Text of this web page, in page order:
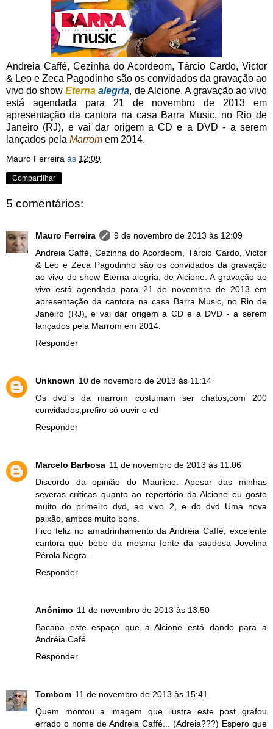
Andreia Caffé, Cezinha do Acordeom, Tárcio Cardo, Victor
& Leo e Zeca Pagodinho são os convidados da gravação ao
vivo do showEterna alegria, de Alcione. A gravação ao vivo
está agendada para 21 de novembro de 2013 em
apresentação da cantora na casa Barra Music, no Rio de
Janeiro (RJ), e vai dar origem a CD e a DVD - a serem
lançados pela Marrom em 2014.
Mauro Ferreira às 12:09
Compartilhar
5 comentários:
Mauro Ferreira
9 de novembro de 2013 às 12:09
Andreia Caffé, Cezinha do Acordeom, Tárcio Cardo, Victor
& Leo e Zeca Pagodinho são os convidados da gravação
ao vivo do show Eterna alegria, de Alcione. A gravação ao
vivo está agendada para 21 de novembro de 2013 em
apresentação da cantora na casa Barra Music, no Rio de
Janeiro (RJ), e vai dar origem a CD e a DVD - a serem
lançados pela Marrom em 2014.
Responder
Unknown 10 de novembro de 2013 às 11:14
Os dvd´s da marrom costumam ser chatos,com 200
convidados,prefiro só ouvir o cd
Responder
Marcelo Barbosa 11 de novembro de 2013 às 11:06
Discordo da opinião do Maurício. Apesar das minhas
severas críticas quanto ao repertório da Alcione eu gosto
muito do primeiro dvd, ao vivo 2, e do dvd Uma nova
paixão, ambos muito bons.
Fico feliz no amadrinhamento da Andréia Caffé, excelente
cantora que bebe da mesma fonte da saudosa Jovelina
Pérola Negra.
Responder
Anônimo 11 de novembro de 2013 às 13:50
Bacana este espaço que a Alcione está dando para a
Andréia Café.
Responder
Tombom 11 de novembro de 2013 às 15:41
Quem montou a imagem que ilustra este post grafou
errado o nome de Andreia Caffé... (Adreia???) Espero que